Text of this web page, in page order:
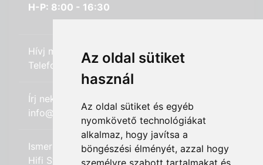
Az oldal sütiket
használ
Az oldal sütiket és egyéb
nyomkövető technológiákat
alkalmaz, hogy javítsa a
böngészési élményét, azzal hogy
személyre szabott tartalmakat és
H-P: 8:00 - 16:30
Hívj minket:
Telefon: +36 (20) 989-7969
Írj nekünk:
info@hifi-station.hu
Ismerd meg cégünket:
Hifi Station Kft.